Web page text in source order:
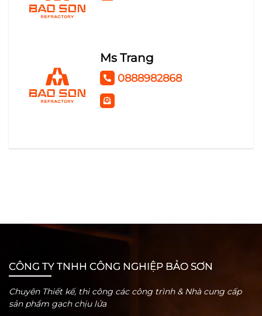
Ms Trang
0888982868
CÔNG TY TNHH CÔNG NGHIỆP BẢO SƠN
Chuyên Thiết kế, thi công các công trình & Nhà cung cấp
sản phẩm gạch chịu lửa